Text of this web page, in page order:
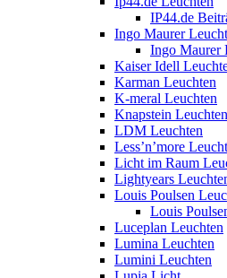
IP44.de
Ingo Maurer
Ingo Maurer
Kaiser Idell
Karman Leuchten
K-meral Leuchten
Knapstein Leuchten
LDM Leuchten
Less’n’more
Licht im Raum
Lightyears
Louis Poulsen
Louis
Luceplan Leuchten
Lumina Leuchten
Lumini Leuchten